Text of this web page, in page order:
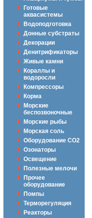
Готовые
аквасистемы
Водоподготовка
Донные субстраты
Декорации
Денитрификаторы
Живые камни
Кораллы и
водоросли
Компрессоры
Корма
Морские
беспозвоночные
Морские рыбы
Морская соль
Оборудование CO2
Озонаторы
Освещение
Полезные мелочи
Прочее
оборудование
Помпы
Терморегуляция
Реакторы